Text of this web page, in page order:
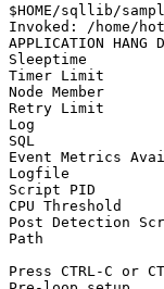
$HOME/sqllib/
Invoked: /home/
APPLICATION
Sleeptime
Timer Limit
Node Member
Retry Limit
Log
SQL
Event Metrics
Logfile
Script PID
CPU Threshold
Post Detection
Path
Press CTRL-C or